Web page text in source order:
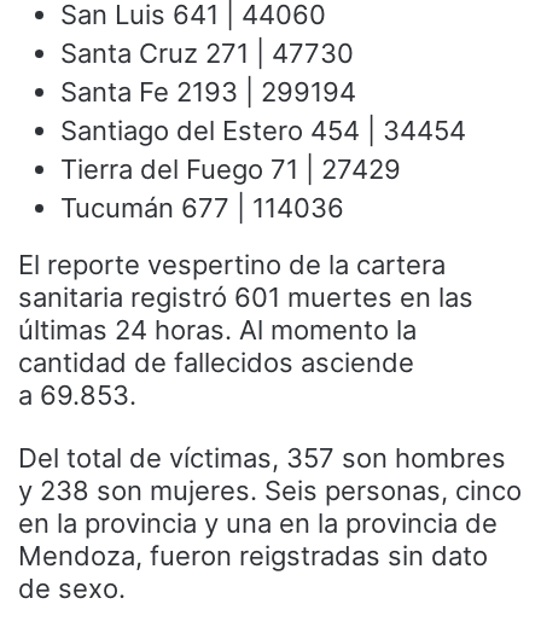
San Luis 641 | 44060
Santa Cruz 271 | 47730
Santa Fe 2193 | 299194
Santiago del Estero 454 | 34454
Tierra del Fuego 71 | 27429
Tucumán 677 | 114036
El reporte vespertino de la cartera
sanitaria registró 601 muertes en las
últimas 24 horas. Al momento la
cantidad de fallecidos asciende
a 69.853.
Del total de víctimas, 357 son hombres
y 238 son mujeres. Seis personas, cinco
en la provincia y una en la provincia de
Mendoza, fueron reigstradas sin dato
de sexo.